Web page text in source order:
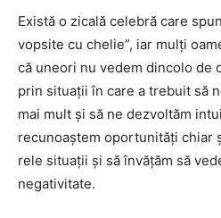
Există o zicală celebră care
vopsite cu chelie”, iar mulți
că uneori nu vedem dincolo de
prin situații în care a trebuit să
mai mult și să ne dezvoltăm
recunoaștem oportunități chiar
rele situații și să învățăm să
negativitate.